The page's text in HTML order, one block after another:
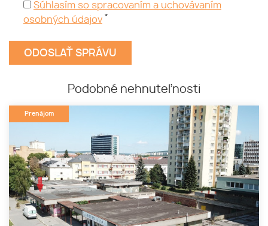
Súhlasím so spracovaním a uchovávaním
osobných údajov *
Podobné nehnuteľnosti
Prenájom